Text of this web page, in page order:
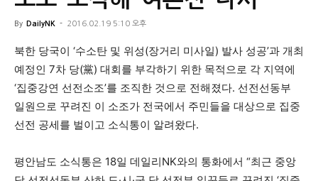
By DailyNK - 2016.02.19 5:10 오후
북한 당국이 ‘수소탄 및 위성(장거리 미사일) 발사 성공’과 개최
예정인 7차 당(黨) 대회를 부각하기 위한 목적으로 각 지역에
‘집중강연 선전소조’를 조직한 것으로 전해졌다. 선전선동부
일원으로 꾸려진 이 소조가 전국에서 주민들을 대상으로 집중
선전 공세를 벌이고 소식통이 알려왔다.
평안남도 소식통은 18일 데일리NK와의 통화에서 “최근 중앙